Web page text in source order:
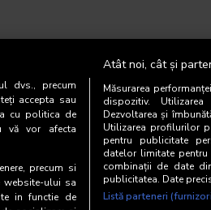
dvs., precum
accepta sau
cu politica de
vă vor afecta
precum si
website-ului sa
in functie de
Atât noi, cât și
Măsurarea
dispozitiv.
Dezvoltarea și
Utilizarea profilurilor
pentru publicitate
datelor limitate
combinații de date
publicitatea. Date
Listă parteneri